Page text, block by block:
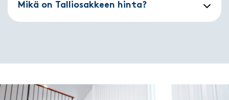
Mikä on Talliosakkeen hinta?